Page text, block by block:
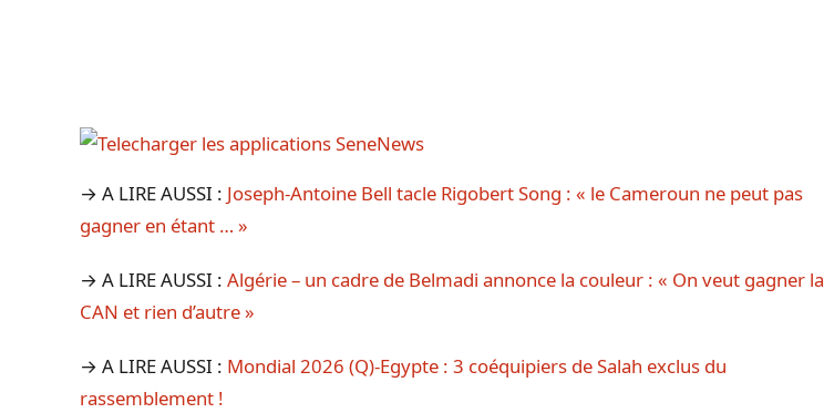
→ A LIRE AUSSI : Joseph-Antoine Bell tacle Rigobert Song : « le Cameroun ne peut pas
gagner en étant … »
→ A LIRE AUSSI : Algérie – un cadre de Belmadi annonce la couleur : « On veut gagner la
CAN et rien d’autre »
→ A LIRE AUSSI : Mondial 2026 (Q)-Egypte : 3 coéquipiers de Salah exclus du
rassemblement !